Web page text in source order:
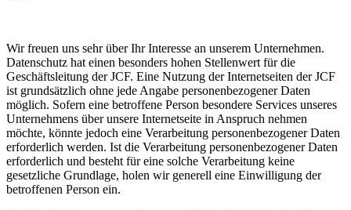
Wir freuen uns sehr über Ihr Interesse an unserem Unternehmen.
Datenschutz hat einen besonders hohen Stellenwert für die
Geschäftsleitung der JCF. Eine Nutzung der Internetseiten der JCF
ist grundsätzlich ohne jede Angabe personenbezogener Daten
möglich. Sofern eine betroffene Person besondere Services unseres
Unternehmens über unsere Internetseite in Anspruch nehmen
möchte, könnte jedoch eine Verarbeitung personenbezogener Daten
erforderlich werden. Ist die Verarbeitung personenbezogener Daten
erforderlich und besteht für eine solche Verarbeitung keine
gesetzliche Grundlage, holen wir generell eine Einwilligung der
betroffenen Person ein.